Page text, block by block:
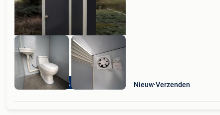
kijk nu! Nieuw Verzenden